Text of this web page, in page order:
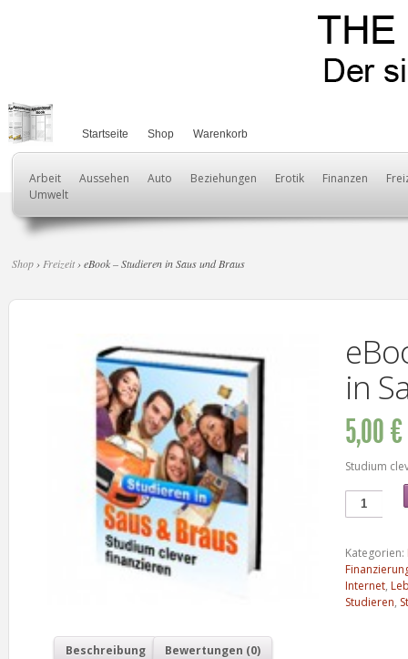
Startseite Shop Warenkorb
Arbeit Aussehen Auto Beziehungen Erotik Finanzen
Umwelt
Shop › Freizeit› eBook – Studieren in Saus und Braus
in
5,00 €
Studium
Kategorien:
Internet,
Studieren,
Beschreibung Bewertungen (0)